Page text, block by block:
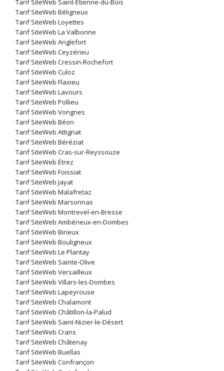
Tarif SiteWeb Saint-Étienne-du-Bois
Tarif SiteWeb Béligneux
Tarif SiteWeb Loyettes
Tarif SiteWeb La Valbonne
Tarif SiteWeb Anglefort
Tarif SiteWeb Ceyzérieu
Tarif SiteWeb Cressin-Rochefort
Tarif SiteWeb Culoz
Tarif SiteWeb Flaxieu
Tarif SiteWeb Lavours
Tarif SiteWeb Pollieu
Tarif SiteWeb Vongnes
Tarif SiteWeb Béon
Tarif SiteWeb Attignat
Tarif SiteWeb Béréziat
Tarif SiteWeb Cras-sur-Reyssouze
Tarif SiteWeb Étrez
Tarif SiteWeb Foissiat
Tarif SiteWeb Jayat
Tarif SiteWeb Malafretaz
Tarif SiteWeb Marsonnas
Tarif SiteWeb Montrevel-en-Bresse
Tarif SiteWeb Ambérieux-en-Dombes
Tarif SiteWeb Birieux
Tarif SiteWeb Bouligneux
Tarif SiteWeb Le Plantay
Tarif SiteWeb Sainte-Olive
Tarif SiteWeb Versailleux
Tarif SiteWeb Villars-les-Dombes
Tarif SiteWeb Lapeyrouse
Tarif SiteWeb Chalamont
Tarif SiteWeb Châtillon-la-Palud
Tarif SiteWeb Saint-Nizier-le-Désert
Tarif SiteWeb Crans
Tarif SiteWeb Châtenay
Tarif SiteWeb Buellas
Tarif SiteWeb Confrançon